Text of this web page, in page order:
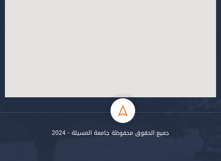
جميع الحقوق محفوظة جامعة المسيلة - 2024